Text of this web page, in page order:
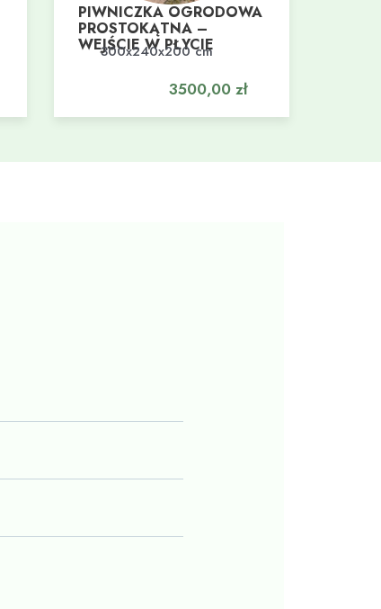
PIWNICZKA OGRODOWA
PROSTOKĄTNA –
WEJŚCIE W PŁYCIE
300x240x200 cm
3500,00 zł
Dodaj do koszyka